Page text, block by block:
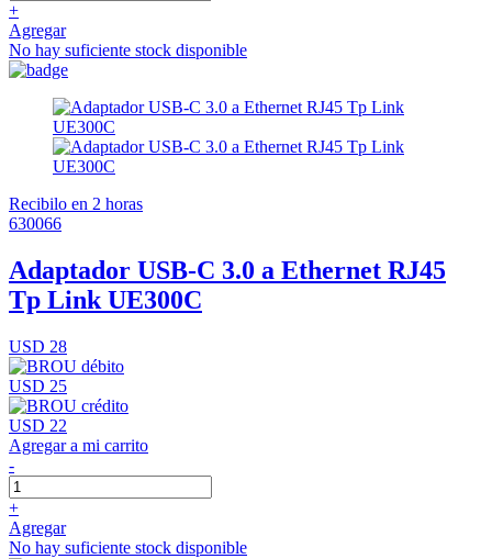
+
Agregar
No hay suficiente stock disponible
Recibilo en 2 horas
630066
Adaptador USB-C 3.0 a Ethernet RJ45
Tp Link UE300C
USD 28
USD 25
USD 22
Agregar a mi carrito
-
+
Agregar
No hay suficiente stock disponible